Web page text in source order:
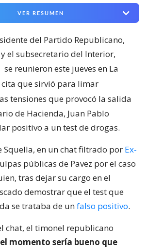
VER RESUMEN
del Partido Republicano,
y el subsecretario del Interior,
se reunieron este jueves en La
cita que sirvió para limar
tensiones que provocó la salida
de Hacienda, Juan Pablo
positivo a un test de drogas.
Squella, en un chat filtrado por Ex-
públicas de Pavez por el caso
tras dejar su cargo en el
demostrar que el test que
se trataba de unfalso positivo.
chat, el timonel republicano
momento sería bueno que